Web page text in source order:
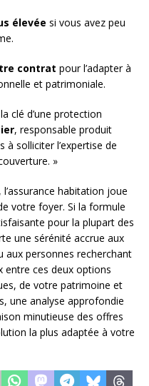
élevée si vous avez peu
contrat pour l’adapter à
et patrimoniale.
clé d’une protection
, responsable produit
à solliciter l’expertise de
»
habitation joue
votre foyer. Si la formule
pour la plupart des
une sérénité accrue aux
aux personnes recherchant
entre ces deux options
de votre patrimoine et
une analyse approfondie
minutieuse des offres
la plus adaptée à votre